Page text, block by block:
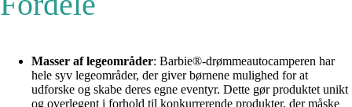
Masser af legeområder: Barbie®-drømmeautocamperen har
hele syv legeområder, der giver børnene mulighed for at
udforske og skabe deres egne eventyr. Dette gør produktet unikt
og overlegent i forhold til konkurrerende produkter, der måske